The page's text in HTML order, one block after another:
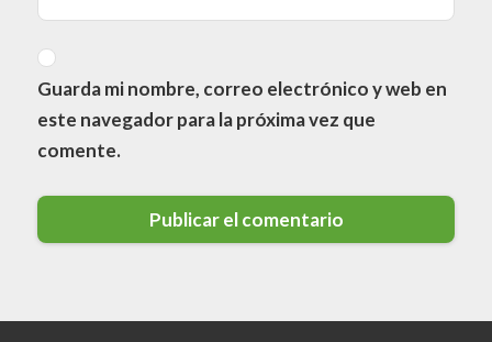
Guarda mi nombre, correo electrónico y web en
este navegador para la próxima vez que
comente.